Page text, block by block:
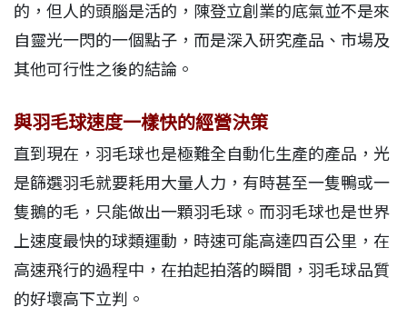
的，但人的頭腦是活的，陳登立創業的底氣並不是來
自靈光一閃的一個點子，而是深入研究產品、市場及
其他可行性之後的結論。
與羽毛球速度一樣快的經營決策
直到現在，羽毛球也是極難全自動化生產的產品，光
是篩選羽毛就要耗用大量人力，有時甚至一隻鴨或一
隻鵝的毛，只能做出一顆羽毛球。而羽毛球也是世界
上速度最快的球類運動，時速可能高達四百公里，在
高速飛行的過程中，在拍起拍落的瞬間，羽毛球品質
的好壞高下立判。